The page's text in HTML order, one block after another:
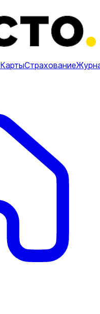
КартыСтрахование